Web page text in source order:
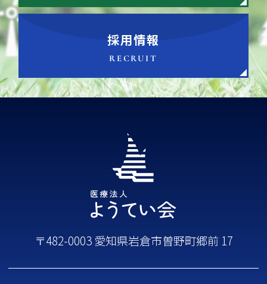
採用情報
RECRUIT
〒482-0003 愛知県岩倉市曽野町郷前 17